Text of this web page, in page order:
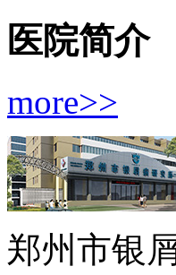
医院简介
more>>
郑州市银